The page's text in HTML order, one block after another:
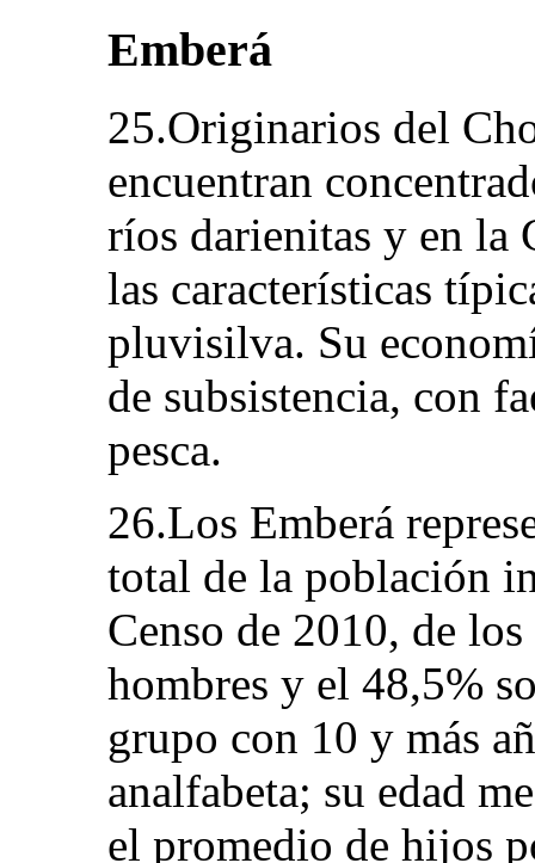
Emberá
25.Originarios del
encuentran
ríos darienitas y en la
las características
pluvisilva. Su
de subsistencia, con
pesca.
26.Los Emberá
total de la población
Censo de 2010, de
hombres y el 48,5%
grupo con 10 y más
analfabeta; su edad
el promedio de hijos